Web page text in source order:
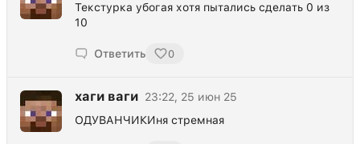
Текстурка убогая хотя пытались сделать 0 из
10
Ответить 0
хаги ваги 23:22, 25 июн 25
ОДУВАНЧИКИня стремная